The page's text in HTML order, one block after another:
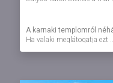
A karnaki templomról
Ha valaki meglátogatja ezt